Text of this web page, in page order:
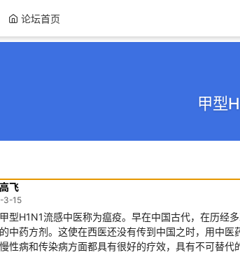
论坛首页
甲型
飞
3-15
H1N1流感中医称为瘟疫。早在中国古代，在历经多
中药方剂。这使在西医还没有传到中国之时，用中
性病和传染病方面都具有很好的疗效，具有不可替代